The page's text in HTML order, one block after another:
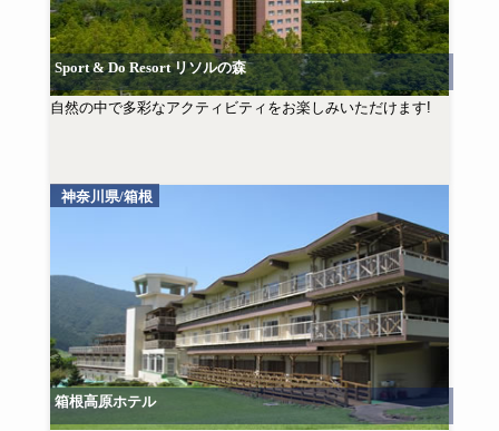
Sport & Do Resort リソルの森
自然の中で多彩なアクティビティをお楽しみいただけます!
神奈川県/箱根
箱根高原ホテル